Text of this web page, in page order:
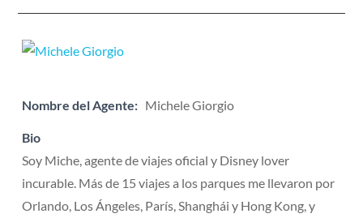
Nombre del Agente: Michele Giorgio
Bio
Soy Miche, agente de viajes oficial y Disney lover
incurable. Más de 15 viajes a los parques me llevaron por
Orlando, Los Ángeles, París, Shanghái y Hong Kong, y